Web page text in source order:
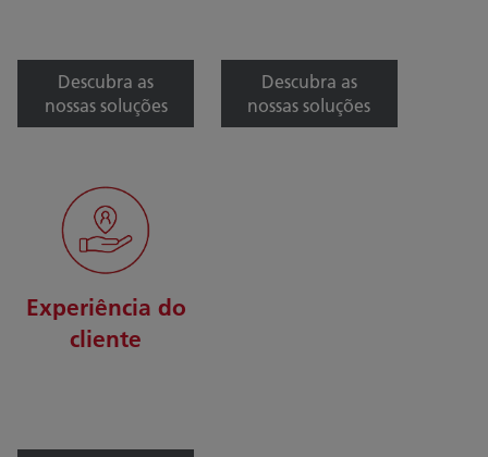
Descubra as
nossas soluções
Descubra as
nossas soluções
Experiência do
cliente